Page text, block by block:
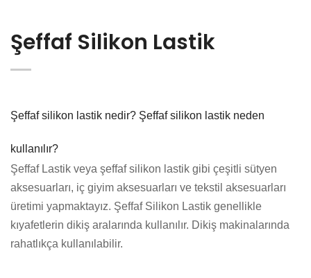
Şeffaf Silikon Lastik
Şeffaf silikon lastik nedir? Şeffaf silikon lastik neden
kullanılır?
Şeffaf Lastik veya şeffaf silikon lastik gibi çeşitli sütyen
aksesuarları, iç giyim aksesuarları ve tekstil aksesuarları
üretimi yapmaktayız. Şeffaf Silikon Lastik genellikle
kıyafetlerin dikiş aralarında kullanılır. Dikiş makinalarında
rahatlıkça kullanılabilir.